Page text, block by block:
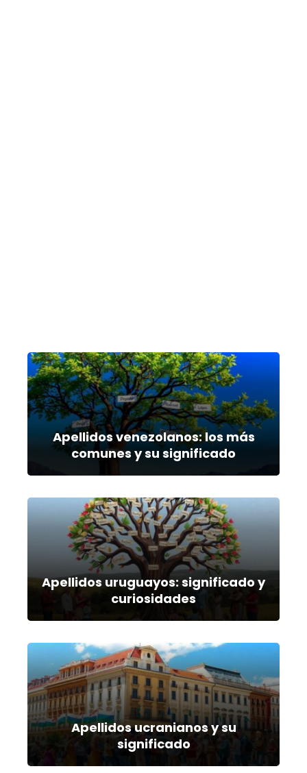
Apellidos venezolanos: los más
comunes y su significado
Apellidos uruguayos: significado y
curiosidades
Apellidos ucranianos y su
significado